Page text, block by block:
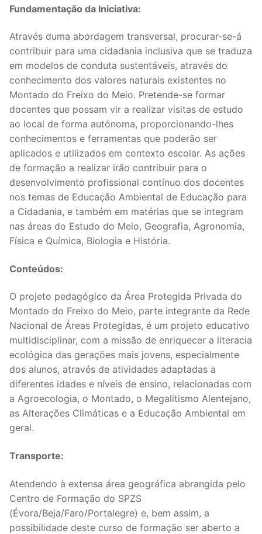
Fundamentação da Iniciativa:
Através duma abordagem transversal, procurar-se-á
contribuir para uma cidadania inclusiva que se traduza
em modelos de conduta sustentáveis, através do
conhecimento dos valores naturais existentes no
Montado do Freixo do Meio. Pretende-se formar
docentes que possam vir a realizar visitas de estudo
ao local de forma autónoma, proporcionando-lhes
conhecimentos e ferramentas que poderão ser
aplicados e utilizados em contexto escolar. As ações
de formação a realizar irão contribuir para o
desenvolvimento profissional contínuo dos docentes
nos temas de Educação Ambiental de Educação para
a Cidadania, e também em matérias que se integram
nas áreas do Estudo do Meio, Geografia, Agronomia,
Física e Química, Biologia e História.
Conteúdos:
O projeto pedagógico da Área Protegida Privada do
Montado do Freixo do Meio, parte integrante da Rede
Nacional de Áreas Protegidas, é um projeto educativo
multidisciplinar, com a missão de enriquecer a literacia
ecológica das gerações mais jovens, especialmente
dos alunos, através de atividades adaptadas a
diferentes idades e níveis de ensino, relacionadas com
a Agroecologia, o Montado, o Megalitismo Alentejano,
as Alterações Climáticas e a Educação Ambiental em
geral.
Transporte:
Atendendo à extensa área geográfica abrangida pelo
Centro de Formação do SPZS
(Évora/Beja/Faro/Portalegre) e, bem assim, a
possibilidade deste curso de formação ser aberto a